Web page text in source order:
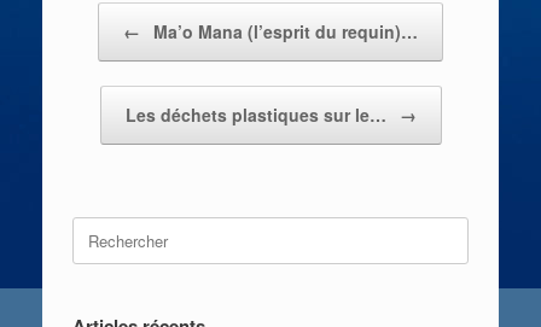
← Ma’o Mana (l’esprit du requin)…
Les déchets plastiques sur le… →
Search
for: